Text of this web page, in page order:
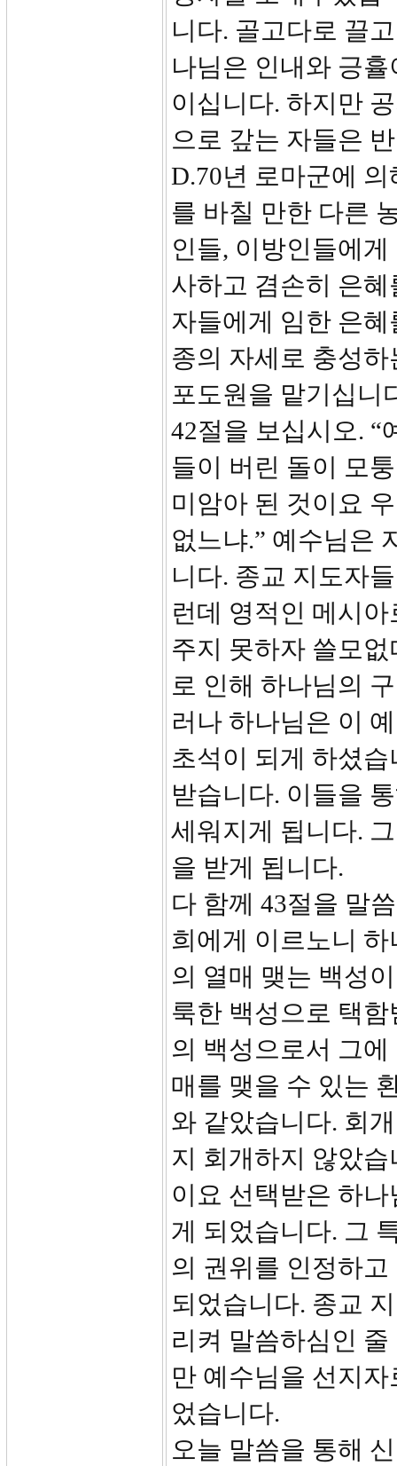
니다. 골고다로 끌
나님은 인내와 긍
이십니다. 하지만
으로 갚는 자들은
D.70년 로마군에
를 바칠 만한 다른
인들, 이방인들에
사하고 겸손히 은
자들에게 임한 은
종의 자세로 충성
포도원을 맡기십니
42절을 보십시오. “
들이 버린 돌이 모
미암아 된 것이요
없느냐.” 예수님은
니다. 종교 지도자
런데 영적인 메시
주지 못하자 쓸모
로 인해 하나님의
러나 하나님은 이
초석이 되게 하셨
받습니다. 이들을
세워지게 됩니다.
을 받게 됩니다.
다 함께 43절을 말
희에게 이르노니
의 열매 맺는 백성
룩한 백성으로 택
의 백성으로서 그
매를 맺을 수 있는
와 같았습니다. 회
지 회개하지 않았
이요 선택받은 하
게 되었습니다. 그
의 권위를 인정하
되었습니다. 종교
리켜 말씀하심인
만 예수님을 선지
었습니다.
오늘 말씀을 통해